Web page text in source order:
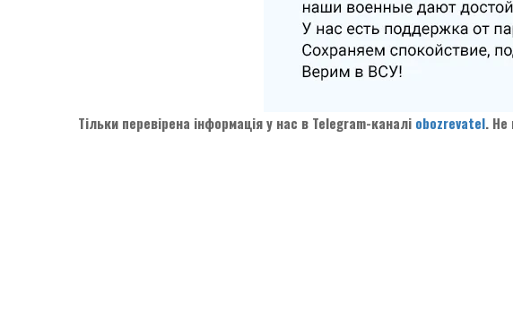
Тільки перевірена інформація у нас в Telegram-каналі obozrevatel. Не